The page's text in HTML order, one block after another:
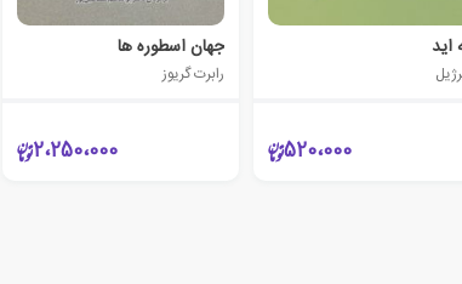
اید
520،000
جهان اسطوره ها
رابرت گریوز
2،250،000